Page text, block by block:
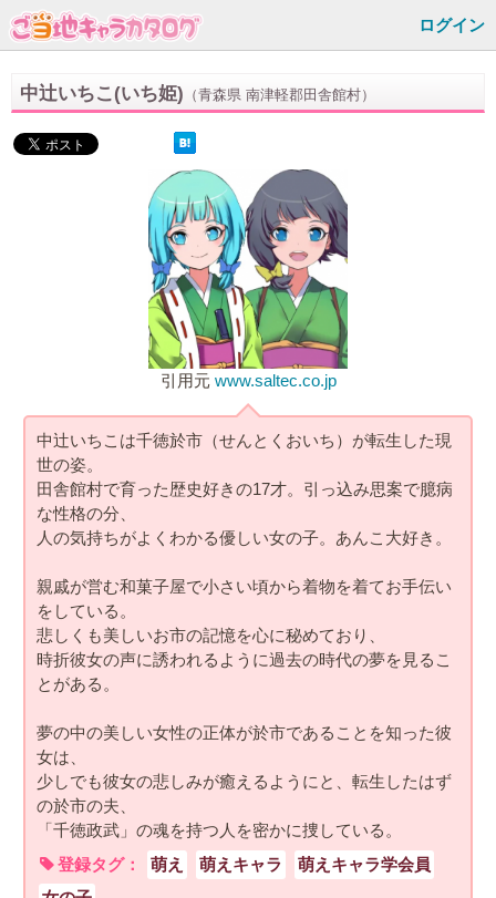
ログイン
中辻いちこ(いち姫) （青森県 南津軽郡田舎館村）
引用元 www.saltec.co.jp
中辻いちこは千徳於市（せんとくおいち）が転生した現
世の姿。
田舎館村で育った歴史好きの17才。引っ込み思案で臆病
な性格の分、
人の気持ちがよくわかる優しい女の子。あんこ大好き。
親戚が営む和菓子屋で小さい頃から着物を着てお手伝い
をしている。
悲しくも美しいお市の記憶を心に秘めており、
時折彼女の声に誘われるように過去の時代の夢を見るこ
とがある。
夢の中の美しい女性の正体が於市であることを知った彼
女は、
少しでも彼女の悲しみが癒えるようにと、転生したはず
の於市の夫、
「千徳政武」の魂を持つ人を密かに捜している。
登録タグ：
萌え 萌えキャラ
萌えキャラ学会員